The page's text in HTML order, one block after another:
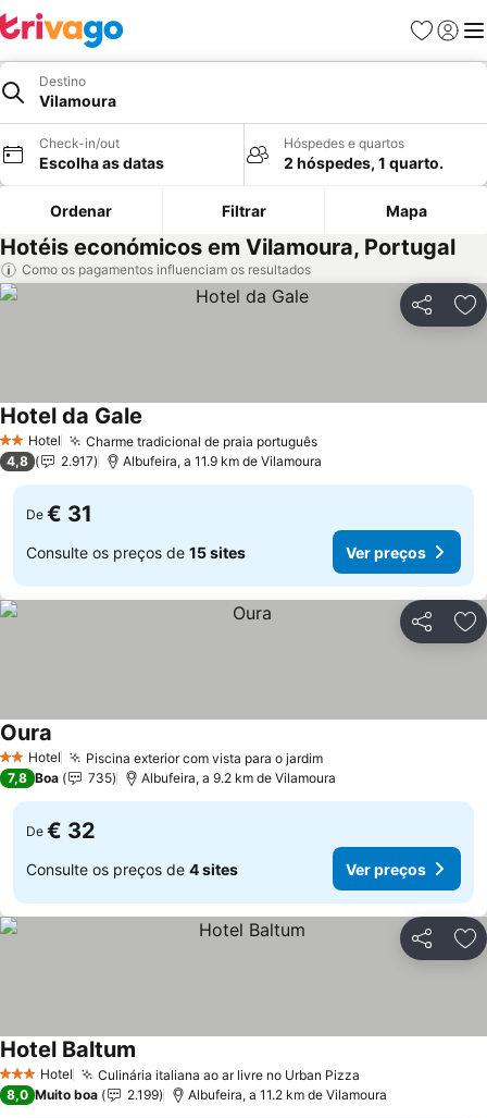
Favoritos
Iniciar
Destino
Vilamoura
Check-in/out
Escolha as datas
Hóspedes e quartos
2 hóspedes, 1 quarto.
Ordenar Filtrar Mapa
Hotéis económicos em Vilamoura, Portugal
Como os pagamentos influenciam os resultados
Partilhar
2 Estrelas
Hotel Charme tradicional de praia portuguêsVer preços
Hotel da Gale
4,8 2.917 Albufeira, a 11.9 km de Vilamoura
De € 31
Consulte os preços de 15 sites Ver preços
Partilhar
2 Estrelas
Hotel Piscina exterior com vista para o jardimVer preços
Oura
7,8 Boa 735 Albufeira, a 9.2 km de Vilamoura
De € 32
Consulte os preços de 4 sites Ver preços
Partilhar
3 EstrelasHotel Culinária italiana ao ar livre no Urban Pizza
Hotel Baltum
8,0 Muito boa 2.199 Albufeira, a 11.2 km de Vilamoura